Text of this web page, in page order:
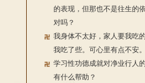
的表现，但那也不是往生的
对吗？
我身体不太好，家人要我吃
我吃了些。可心里有点不安。
学习性功德成就对净业行人
有什么帮助？